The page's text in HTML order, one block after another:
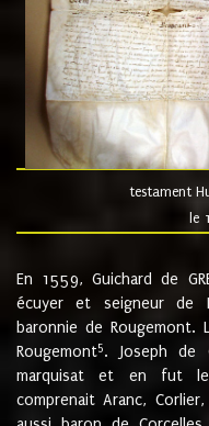
testament
le
En 1559, Guichard de
écuyer et seigneur de
baronnie de
Rougemont5. Joseph de
marquisat et en fut le
comprenait Aranc,